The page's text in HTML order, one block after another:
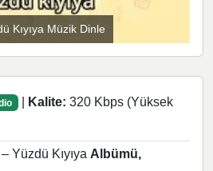
Kıyıya Müzik Dinle
| Kalite: 320 Kbps (Yüksek
Yüzdü Kıyıya Albümü,